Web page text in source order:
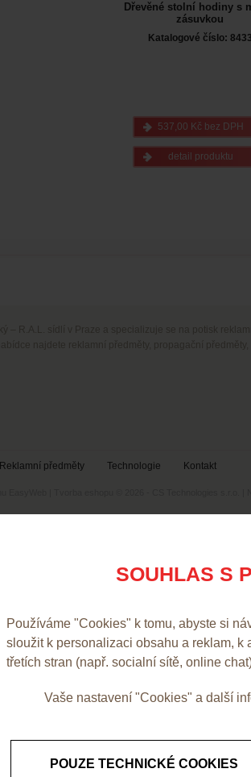
SOUHLAS S
Používáme "Cookies" k tomu, abyste si
sloužit k personalizaci obsahu a reklam,
třetích stran (např. socialní sítě, online
Vaše nastavení "Cookies" a další
POUZE TECHNICKÉ COOKIES
Dřevěné stolní hodiny s
zásuvkou
Katalogové číslo:
537,00 Kč bez DPH
detail produktu
Reklamní předměty Technologie Kontakt